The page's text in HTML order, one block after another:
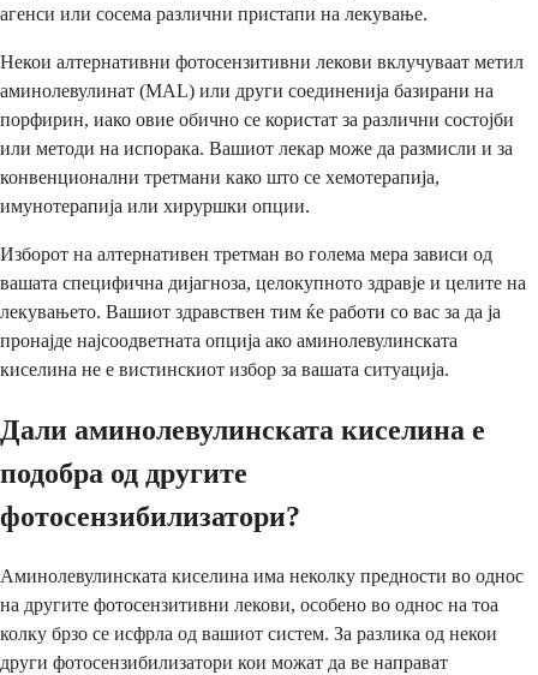
агенси или сосема различни пристапи на лекување.
Некои алтернативни фотосензитивни лекови вклучуваат метил
аминолевулинат (MAL) или други соединенија базирани на
порфирин, иако овие обично се користат за различни состојби
или методи на испорака. Вашиот лекар може да размисли и за
конвенционални третмани како што се хемотерапија,
имунотерапија или хируршки опции.
Изборот на алтернативен третман во голема мера зависи од
вашата специфична дијагноза, целокупното здравје и целите на
лекувањето. Вашиот здравствен тим ќе работи со вас за да ја
пронајде најсоодветната опција ако аминолевулинската
киселина не е вистинскиот избор за вашата ситуација.
Дали аминолевулинската киселина е
подобра од другите
фотосензибилизатори?
Аминолевулинската киселина има неколку предности во однос
на другите фотосензитивни лекови, особено во однос на тоа
колку брзо се исфрла од вашиот систем. За разлика од некои
други фотосензибилизатори кои можат да ве направат